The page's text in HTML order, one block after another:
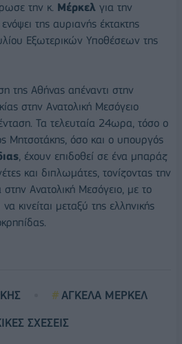
την κ. Μέρκελ για την
της αυριανής έκτακτης
Εξωτερικών Υποθέσεων της
της Αθήνας απέναντι στην
στην Ανατολική Μεσόγειο
Τα τελευταία 24ωρα, τόσο ο
Μητσοτάκης, όσο και ο υπουργός
, έχουν επιδοθεί σε ένα μπαράζ
και διπλωμάτες, τονίζοντας την
στην Ανατολική Μεσόγειο, με το
κινείται μεταξύ της ελληνικής
ΑΓΚΕΛΑ ΜΕΡΚΕΛ
ΣΧΕΣΕΙΣ